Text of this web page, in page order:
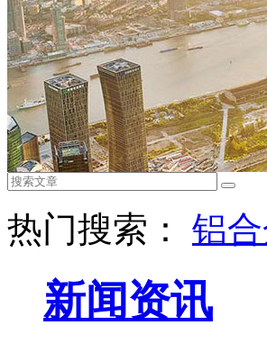
热门搜索： 铝
新闻资讯